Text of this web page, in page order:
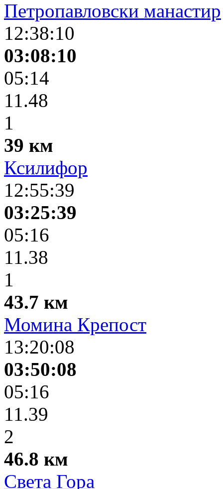
Петропавловски манастир
12:38:10
03:08:10
05:14
11.48
1
39 км
Ксилифор
12:55:39
03:25:39
05:16
11.38
1
43.7 км
Момина Крепост
13:20:08
03:50:08
05:16
11.39
2
46.8 км
Света Гора